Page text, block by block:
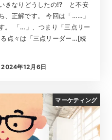
きなりどうしたの!? と不安
、正解です。 今回は「……」
。 「…」、つまり「三点リー
点々は「三点リーダー…[続
投稿日
2024年12月6日
マーケティング